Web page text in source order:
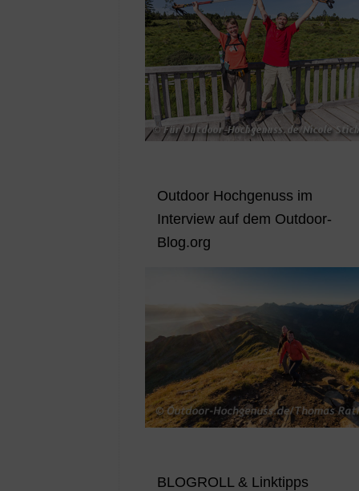
Outdoor Hochgenuss im
Interview auf dem Outdoor-
Blog.org
BLOGROLL & Linktipps